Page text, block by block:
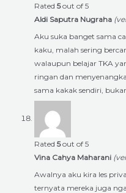
Rated 5out of 5
Aldi Saputra Nugraha
Aku suka banget sama
kaku, malah sering
walaupun belajar TKA
ringan dan
sama kakak sendiri,
Rated 5out of 5
Vina Cahya Maharani
Awalnya aku kira les
ternyata mereka juga